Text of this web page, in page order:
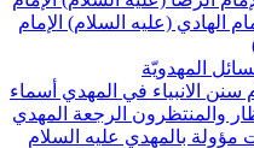
السلام) الإمام
في المهديأسماء
الرجعةالمهدي
عليه السلام